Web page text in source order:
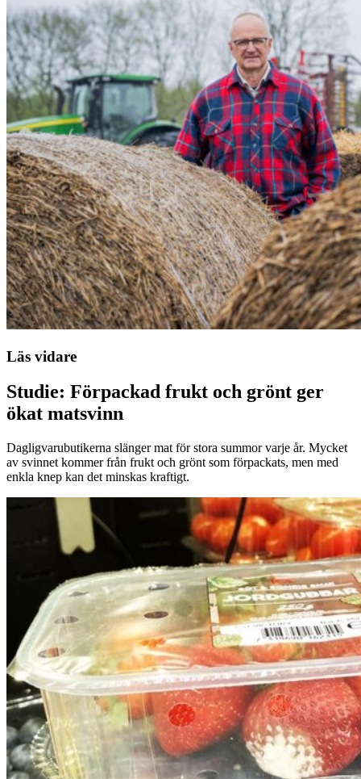
Läs vidare
Studie: Förpackad frukt och grönt ger
ökat matsvinn
Dagligvarubutikerna slänger mat för stora summor varje år. Mycket
av svinnet kommer från frukt och grönt som förpackats, men med
enkla knep kan det minskas kraftigt.